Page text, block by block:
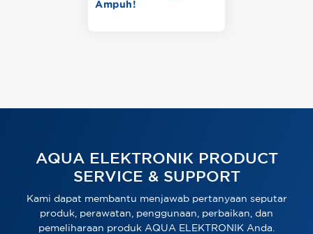
Ampuh!
AQUA ELEKTRONIK PRODUCT
SERVICE & SUPPORT
Kami dapat membantu menjawab pertanyaan seputar
produk, perawatan, penggunaan, perbaikan, dan
pemeliharaan produk AQUA ELEKTRONIK Anda.